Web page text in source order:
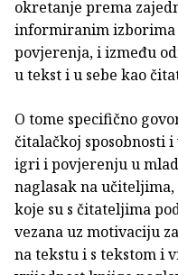
okretanje prema
informiranim
povjerenja, i između
u tekst i u sebe kao
O tome specifično
čitalačkoj sposobnosti
igri i povjerenju u
naglasak na
koje su s čitateljima
vezana uz motivaciju
na tekstu i s tekstom i